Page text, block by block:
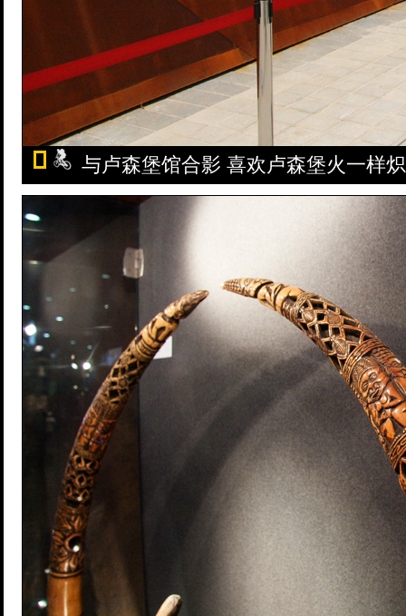
与卢森堡馆合影 喜欢卢森堡火一样